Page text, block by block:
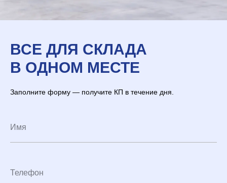
ВСЕ ДЛЯ СКЛАДА
В ОДНОМ МЕСТЕ
Заполните форму — получите КП в течение дня.